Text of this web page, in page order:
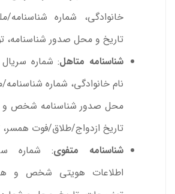
خانوادگی، شماره شناسنامه/
تاریخ و محل صدور شناسنامه،
شناسنامه متاهل: شماره سریال
نام خانوادگی، شماره
محل صدور شناسنامه شخص و
تاریخ ازدواج/طلاق/فوت
شناسنامه متفوی: شماره
اطلاعات هویتی شخص و